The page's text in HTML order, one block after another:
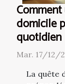
domicile
quotidien
Mar. 17/12/
La quête